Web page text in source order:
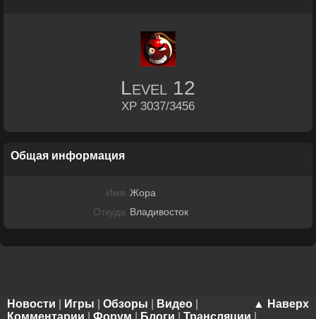
Level 12
XP 3037/3456
Общая информация
Имя Жора
Откуда Владивосток
▲ Наверх
Новости Игры Обзоры Видео
Комментарии
Форум Блоги Трансляции